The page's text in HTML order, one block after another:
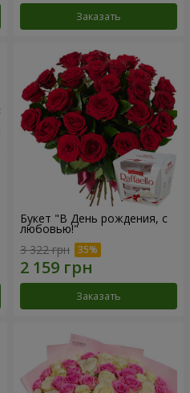
Заказать
Букет "В День рождения, с
любовью!"
3 322 грн
Заказать